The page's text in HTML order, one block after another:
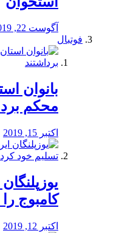
آگوست 22, 2019
فوتبال
بانوان
محكم
اکتبر 15, 2019
کامبوج
اکتبر 12, 2019